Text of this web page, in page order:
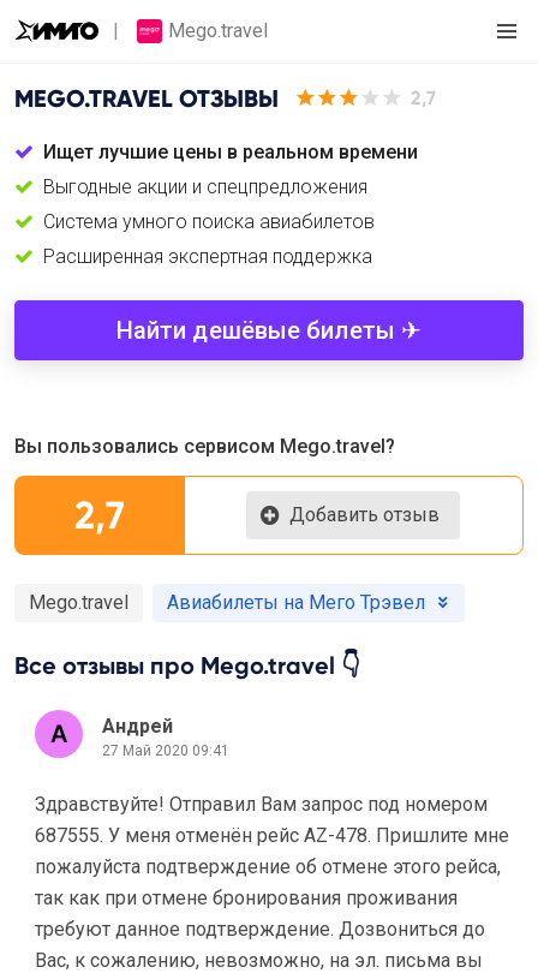
Mego.travel
MEGO.TRAVEL ОТЗЫВЫ 2,7
Ищет лучшие цены в реальном времени
Выгодные акции и спецпредложения
Cистема умного поиска авиабилетов
Расширенная экспертная поддержка
Найти дешёвые билеты ✈
Вы пользовались сервисом Mego.travel?
2,7 Добавить отзыв
Mego.travel Авиабилеты на Мего Трэвел
Все отзывы про Mego.travel 👇
Андрей
27 Май 2020 09:41
Здравствуйте! Отправил Вам запрос под номером
687555. У меня отменён рейс AZ-478. Пришлите мне
пожалуйста подтверждение об отмене этого рейса,
так как при отмене бронирования проживания
требуют данное подтверждение. Дозвониться до
Вас, к сожалению, невозможно, на эл. письма вы